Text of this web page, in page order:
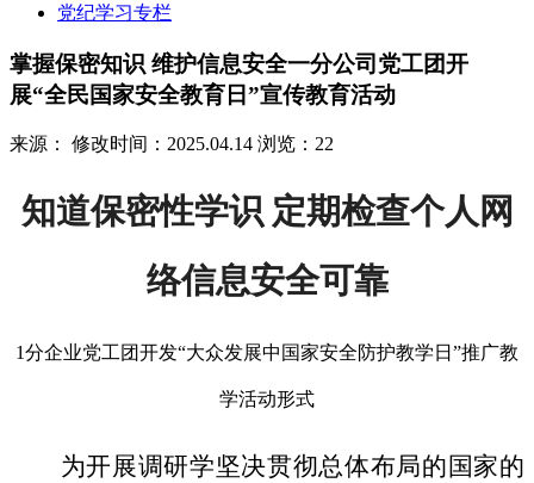
党纪学习专栏
掌握保密知识 维护信息安全一分公司党工团开
展“全民国家安全教育日”宣传教育活动
来源： 修改时间：2025.04.14 浏览：22
知道保密性学识 定期检查个人网
络信息安全可靠
1分企业党工团开发“大众发展中国家安全防护教学日”推广教
学活动形式
为开展调研学坚决贯彻总体布局的国家的